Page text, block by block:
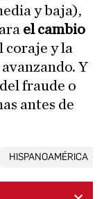
y baja),
el cambio
coraje y la
Y
fraude o
antes de
HISPANOAMÉRICA